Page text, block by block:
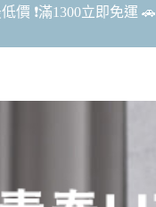
價 ❗️滿1300立即免運 🚗